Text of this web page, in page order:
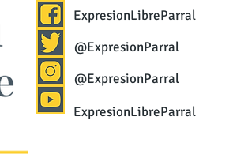
ExpresionLibreParral
@ExpresionParral
@ExpresionParral
ExpresionLibreParral